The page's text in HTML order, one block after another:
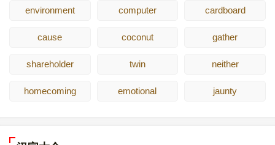
environment computer cardboard
cause coconut gather
shareholder twin neither
homecoming emotional jaunty